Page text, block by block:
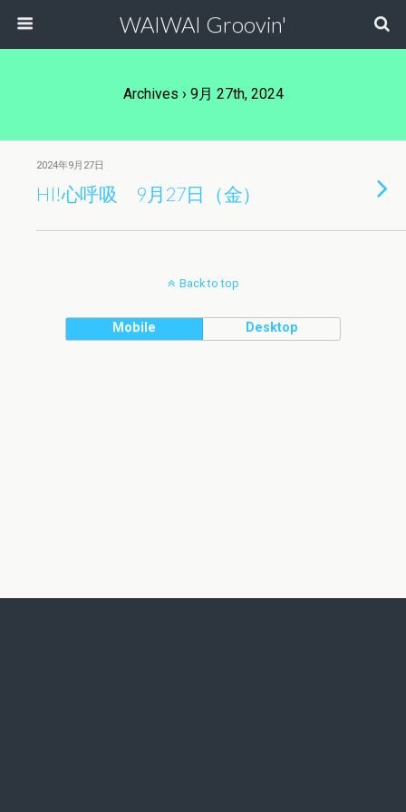
WAIWAI Groovin'
Archives › 9月 27th, 2024
2024年9月27日
HI!心呼吸 9月27日（金）
Back to top
Mobile Desktop